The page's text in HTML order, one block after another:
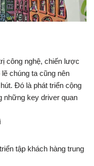
công nghệ, chiến lược
chúng ta cũng nên
Đó là phát triển cộng
những key driver quan
tập khách hàng trung